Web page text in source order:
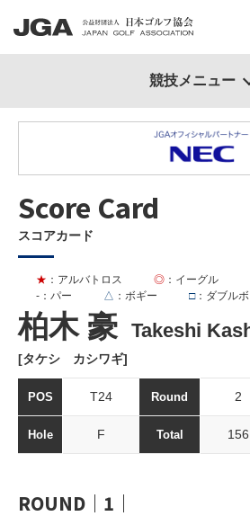
Score Card
スコアカード
柏木 豪 Takeshi
[タケシ カシワギ]
★ ：アルバトロス ◎ ：イーグル
- ：パー △ ：ボギー □：ダブル
POS T24 Round 2
Hole F Total 156
ROUND｜1｜
競技メニュー